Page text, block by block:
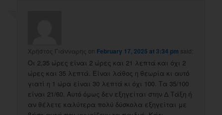
Χρήστος Γιάνναρης on February 17, 2025 at 3:34 pm said:
Οι 2,35 ώρες είναι 2 ώρες και 21 λεπτά και όχι 2
ώρες και 35 λεπτά. Είναι λάθος η θεωρία κι αυτό
γιατί η 1 ώρα είναι 30 λεπτά κι όχι 100. Τα 35/100
είναι 21/60. Αυτό όμως δεν εξηγείται στην Δ Τάξη ή
αν θέλετε καλύτερα πολύ δύσκολα εξηγείται με